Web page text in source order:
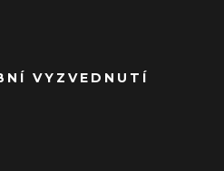
VYZVEDNUTÍ